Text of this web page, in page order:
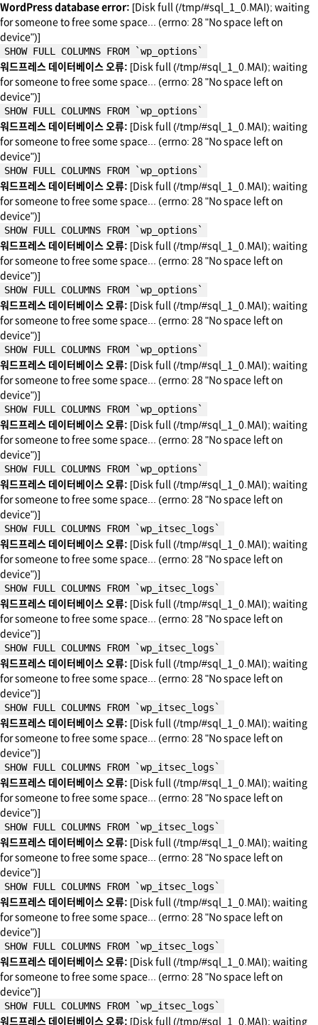
WordPress database error: [Disk full (/tmp/#sql_1_0.MAI); waiting
for someone to free some space... (errno: 28 "No space left on
device")]
SHOW FULL COLUMNS FROM `wp_options`
워드프레스 데이터베이스 오류: [Disk full (/tmp/#sql_1_0.MAI); waiting
for someone to free some space... (errno: 28 "No space left on
device")]
SHOW FULL COLUMNS FROM `wp_options`
워드프레스 데이터베이스 오류: [Disk full (/tmp/#sql_1_0.MAI); waiting
for someone to free some space... (errno: 28 "No space left on
device")]
SHOW FULL COLUMNS FROM `wp_options`
워드프레스 데이터베이스 오류: [Disk full (/tmp/#sql_1_0.MAI); waiting
for someone to free some space... (errno: 28 "No space left on
device")]
SHOW FULL COLUMNS FROM `wp_options`
워드프레스 데이터베이스 오류: [Disk full (/tmp/#sql_1_0.MAI); waiting
for someone to free some space... (errno: 28 "No space left on
device")]
SHOW FULL COLUMNS FROM `wp_options`
워드프레스 데이터베이스 오류: [Disk full (/tmp/#sql_1_0.MAI); waiting
for someone to free some space... (errno: 28 "No space left on
device")]
SHOW FULL COLUMNS FROM `wp_options`
워드프레스 데이터베이스 오류: [Disk full (/tmp/#sql_1_0.MAI); waiting
for someone to free some space... (errno: 28 "No space left on
device")]
SHOW FULL COLUMNS FROM `wp_options`
워드프레스 데이터베이스 오류: [Disk full (/tmp/#sql_1_0.MAI); waiting
for someone to free some space... (errno: 28 "No space left on
device")]
SHOW FULL COLUMNS FROM `wp_options`
워드프레스 데이터베이스 오류: [Disk full (/tmp/#sql_1_0.MAI); waiting
for someone to free some space... (errno: 28 "No space left on
device")]
SHOW FULL COLUMNS FROM `wp_itsec_logs`
워드프레스 데이터베이스 오류: [Disk full (/tmp/#sql_1_0.MAI); waiting
for someone to free some space... (errno: 28 "No space left on
device")]
SHOW FULL COLUMNS FROM `wp_itsec_logs`
워드프레스 데이터베이스 오류: [Disk full (/tmp/#sql_1_0.MAI); waiting
for someone to free some space... (errno: 28 "No space left on
device")]
SHOW FULL COLUMNS FROM `wp_itsec_logs`
워드프레스 데이터베이스 오류: [Disk full (/tmp/#sql_1_0.MAI); waiting
for someone to free some space... (errno: 28 "No space left on
device")]
SHOW FULL COLUMNS FROM `wp_itsec_logs`
워드프레스 데이터베이스 오류: [Disk full (/tmp/#sql_1_0.MAI); waiting
for someone to free some space... (errno: 28 "No space left on
device")]
SHOW FULL COLUMNS FROM `wp_itsec_logs`
워드프레스 데이터베이스 오류: [Disk full (/tmp/#sql_1_0.MAI); waiting
for someone to free some space... (errno: 28 "No space left on
device")]
SHOW FULL COLUMNS FROM `wp_itsec_logs`
워드프레스 데이터베이스 오류: [Disk full (/tmp/#sql_1_0.MAI); waiting
for someone to free some space... (errno: 28 "No space left on
device")]
SHOW FULL COLUMNS FROM `wp_itsec_logs`
워드프레스 데이터베이스 오류: [Disk full (/tmp/#sql_1_0.MAI); waiting
for someone to free some space... (errno: 28 "No space left on
device")]
SHOW FULL COLUMNS FROM `wp_itsec_logs`
워드프레스 데이터베이스 오류: [Disk full (/tmp/#sql_1_0.MAI); waiting
for someone to free some space... (errno: 28 "No space left on
device")]
SHOW FULL COLUMNS FROM `wp_itsec_logs`
워드프레스 데이터베이스 오류: [Disk full (/tmp/#sql_1_0.MAI); waiting